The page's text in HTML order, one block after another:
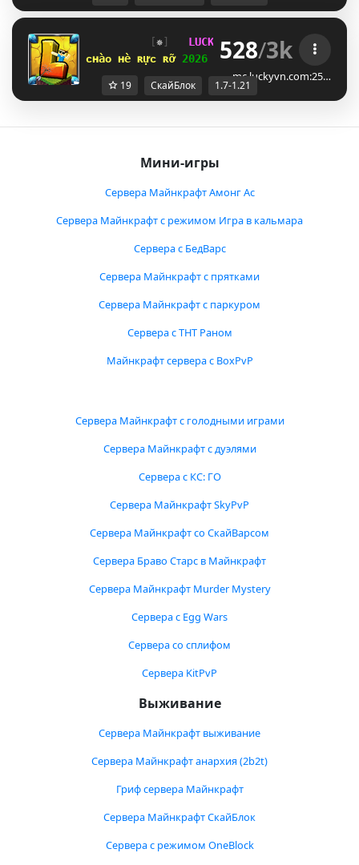
[✵] LUCKYVN NETWORK KW
ᴄʜàᴏ ʜè ʀựᴄ ʀỡ 2026 ⋆ open ꜱᴋʏʙʟᴏᴄᴋ ᴇʀᴀ
528/3k
mc.luckyvn.com:25…
19 СкайБлок 1.7-1.21
Мини-игры
Сервера Майнкрафт Амонг Ас
Сервера Майнкрафт с режимом Игра в кальмара
Сервера с БедВарс
Сервера Майнкрафт с прятками
Сервера Майнкрафт с паркуром
Сервера с ТНТ Раном
Майнкрафт сервера с BoxPvP
Сервера Майнкрафт с голодными играми
Сервера Майнкрафт с дуэлями
Сервера с КС: ГО
Сервера Майнкрафт SkyPvP
Сервера Майнкрафт со СкайВарсом
Сервера Браво Старс в Майнкрафт
Сервера Майнкрафт Murder Mystery
Сервера с Egg Wars
Сервера со сплифом
Сервера KitPvP
Выживание
Сервера Майнкрафт выживание
Сервера Майнкрафт анархия (2b2t)
Гриф сервера Майнкрафт
Сервера Майнкрафт СкайБлок
Сервера с режимом OneBlock